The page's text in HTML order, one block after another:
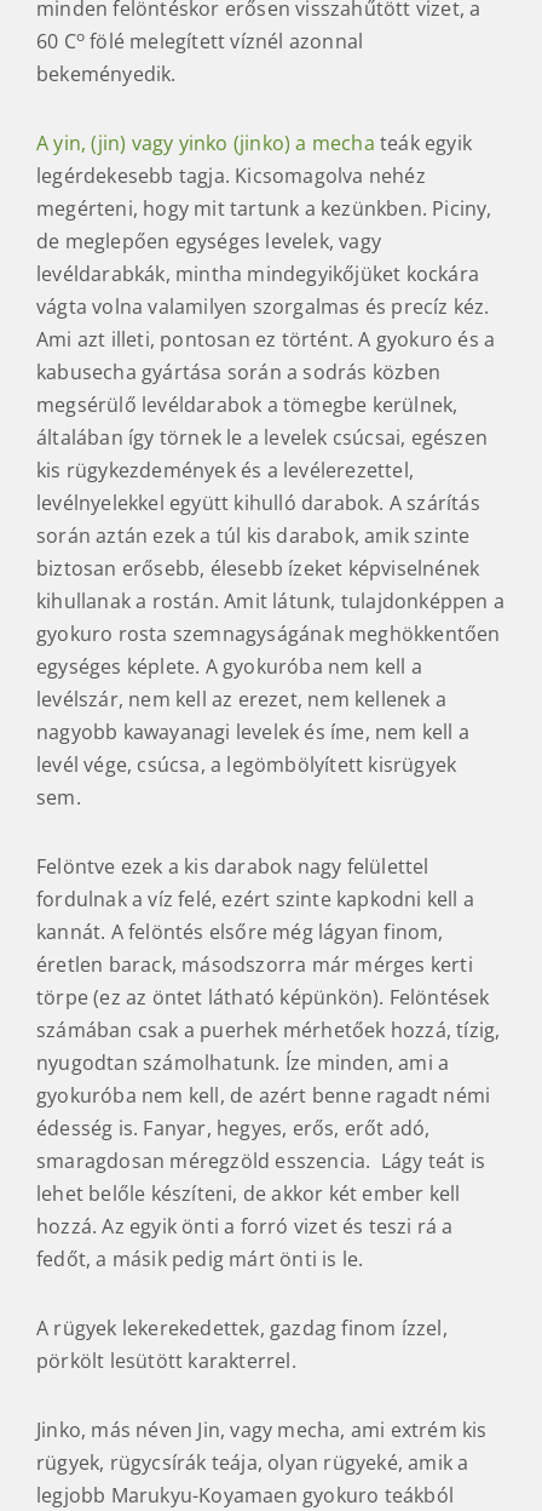
minden felöntéskor erősen visszahűtött vizet, a
60 Co fölé melegített víznél azonnal
bekeményedik.
A yin, (jin) vagy yinko (jinko) a mecha teák egyik
legérdekesebb tagja. Kicsomagolva nehéz
megérteni, hogy mit tartunk a kezünkben. Piciny,
de meglepően egységes levelek, vagy
levéldarabkák, mintha mindegyikőjüket kockára
vágta volna valamilyen szorgalmas és precíz kéz.
Ami azt illeti, pontosan ez történt. A gyokuro és a
kabusecha gyártása során a sodrás közben
megsérülő levéldarabok a tömegbe kerülnek,
általában így törnek le a levelek csúcsai, egészen
kis rügykezdemények és a levélerezettel,
levélnyelekkel együtt kihulló darabok. A szárítás
során aztán ezek a túl kis darabok, amik szinte
biztosan erősebb, élesebb ízeket képviselnének
kihullanak a rostán. Amit látunk, tulajdonképpen a
gyokuro rosta szemnagyságának meghökkentően
egységes képlete. A gyokuróba nem kell a
levélszár, nem kell az erezet, nem kellenek a
nagyobb kawayanagi levelek és íme, nem kell a
levél vége, csúcsa, a legömbölyített kisrügyek
sem.
Felöntve ezek a kis darabok nagy felülettel
fordulnak a víz felé, ezért szinte kapkodni kell a
kannát. A felöntés elsőre még lágyan finom,
éretlen barack, másodszorra már mérges kerti
törpe (ez az öntet látható képünkön). Felöntések
számában csak a puerhek mérhetőek hozzá, tízig,
nyugodtan számolhatunk. Íze minden, ami a
gyokuróba nem kell, de azért benne ragadt némi
édesség is. Fanyar, hegyes, erős, erőt adó,
smaragdosan méregzöld esszencia. Lágy teát is
lehet belőle készíteni, de akkor két ember kell
hozzá. Az egyik önti a forró vizet és teszi rá a
fedőt, a másik pedig márt önti is le.
A rügyek lekerekedettek, gazdag finom ízzel,
pörkölt lesütött karakterrel.
Jinko, más néven Jin, vagy mecha, ami extrém kis
rügyek, rügycsírák teája, olyan rügyeké, amik a
legjobb Marukyu-Koyamaen gyokuro teákból